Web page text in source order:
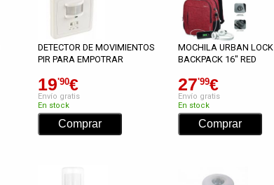
DETECTOR DE MOVIMIENTOS
PIR PARA EMPOTRAR
19'90€
Envío gratis
En stock
MOCHILA URBAN LOCK
BACKPACK 16" RED
27'99€
Envío gratis
En stock